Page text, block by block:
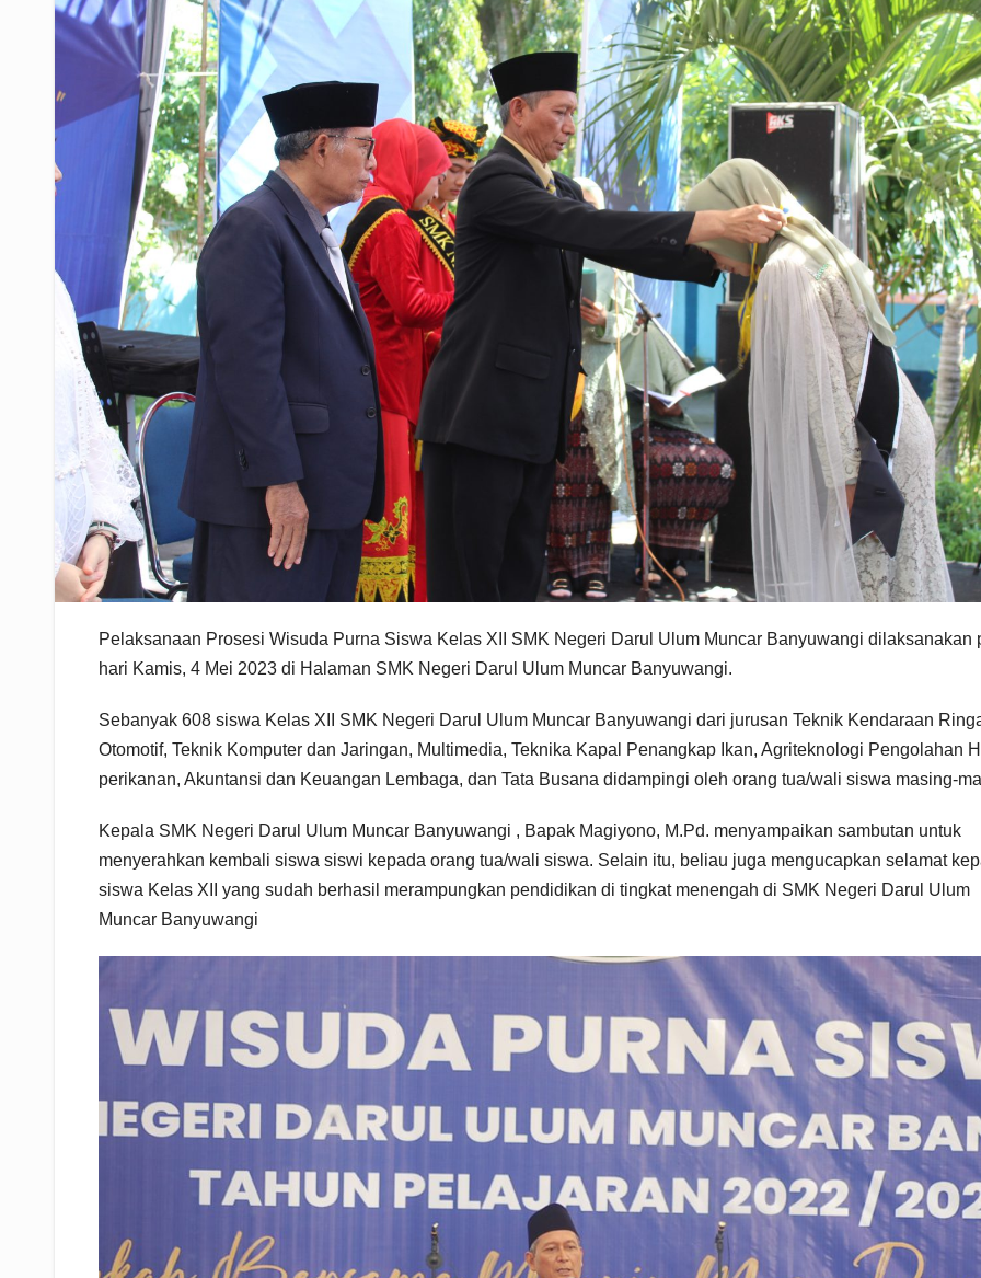
Pelaksanaan Prosesi Wisuda Purna Siswa Kelas XII SMK Negeri Darul Ulum Muncar Banyuwangi dilaksanakan
hari Kamis, 4 Mei 2023 di Halaman SMK Negeri Darul Ulum Muncar Banyuwangi.
Sebanyak 608 siswa Kelas XII SMK Negeri Darul Ulum Muncar Banyuwangi dari jurusan Teknik Kendaraan
Otomotif, Teknik Komputer dan Jaringan, Multimedia, Teknika Kapal Penangkap Ikan, Agriteknologi Pengolahan
perikanan, Akuntansi dan Keuangan Lembaga, dan Tata Busana didampingi oleh orang tua/wali siswa masing-
Kepala SMK Negeri Darul Ulum Muncar Banyuwangi , Bapak Magiyono, M.Pd. menyampaikan sambutan untuk
menyerahkan kembali siswa siswi kepada orang tua/wali siswa. Selain itu, beliau juga mengucapkan selamat
siswa Kelas XII yang sudah berhasil merampungkan pendidikan di tingkat menengah di SMK Negeri Darul Ulum
Muncar Banyuwangi